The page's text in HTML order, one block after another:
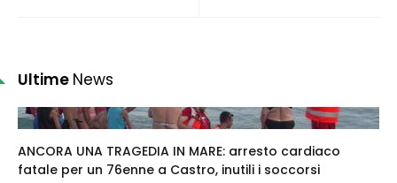
Ultime News
ANCORA UNA TRAGEDIA IN MARE: arresto cardiaco
fatale per un 76enne a Castro, inutili i soccorsi